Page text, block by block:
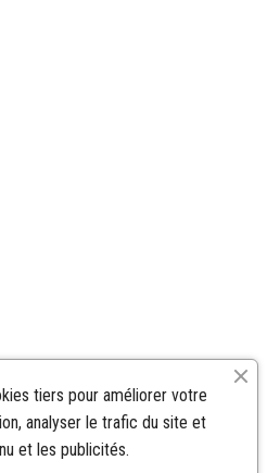
tiers pour améliorer votre
analyser le trafic du site et
et les publicités.